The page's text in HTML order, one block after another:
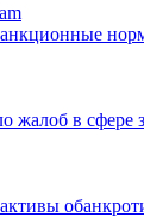
жалоб в сфере